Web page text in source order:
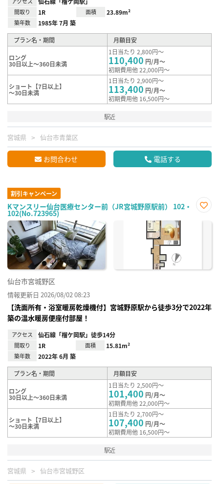
間取り 1R 面積 23.89m²
築年数 1985年 7月 築
プラン名・期間 月額目安
ロング
30日以上～360日未満
1日当たり 2,800円～
110,400 円/月～
初期費用他 22,000円～
ショート【7日以上】
～30日未満
1日当たり 2,900円～
113,400 円/月～
初期費用他 16,500円～
駅近
宮城県 仙台市青葉区
お問合わせ 電話する
割引キャンペーン
Kマンスリー仙台医療センター前（JR宮城野原駅前） 102・
102(No.723965)
に入
仙台市宮城野区
情報更新日 2026/08/02 08:23
【洗面所有・浴室暖房乾燥機付】宮城野原駅から徒歩3分で2022年
築の温水暖房便座付部屋！
アクセス 仙石線「榴ケ岡駅」徒歩14分
間取り 1R 面積 15.81m²
築年数 2022年 6月 築
プラン名・期間 月額目安
ロング
30日以上～360日未満
1日当たり 2,500円～
101,400 円/月～
初期費用他 22,000円～
ショート【7日以上】
～30日未満
1日当たり 2,700円～
107,400 円/月～
初期費用他 16,500円～
駅近
宮城県 仙台市宮城野区